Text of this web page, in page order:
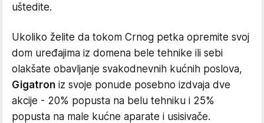
uštedite.
Ukoliko želite da tokom Crnog petka opremite svoj
dom uređajima iz domena bele tehnike ili sebi
olakšate obavljanje svakodnevnih kućnih poslova,
Gigatron iz svoje ponude posebno izdvaja dve
akcije - 20% popusta na belu tehniku i 25%
popusta na male kućne aparate i usisivače.